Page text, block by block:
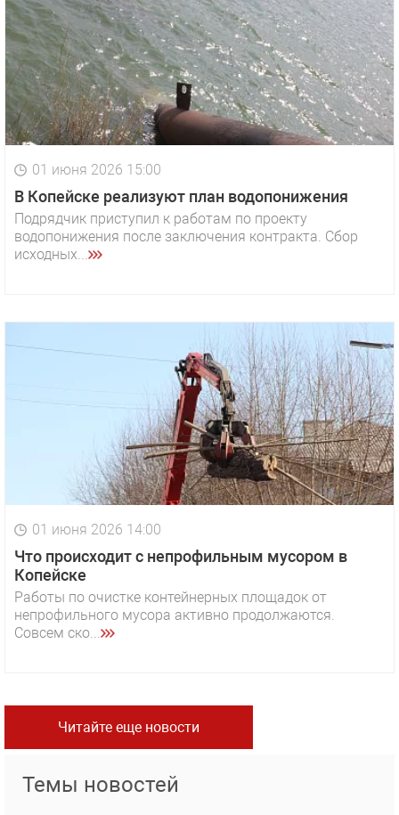
01 июня 2026 15:00
В Копейске реализуют план водопонижения
Подрядчик приступил к работам по проекту
водопонижения после заключения контракта. Сбор
исходных...
01 июня 2026 14:00
Что происходит с непрофильным мусором в
Копейске
Работы по очистке контейнерных площадок от
непрофильного мусора активно продолжаются.
Совсем ско...
Читайте еще новости
Темы новостей